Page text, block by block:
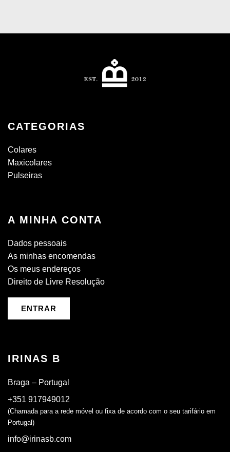
CATEGORIAS
Colares
Maxicolares
Pulseiras
A MINHA CONTA
Dados pessoais
As minhas encomendas
Os meus endereços
Direito de Livre Resolução
ENTRAR
IRINAS B
Braga – Portugal
+351 917949012
(Chamada para a rede móvel ou fixa de acordo com o seu tarifário em
Portugal)
info@irinasb.com